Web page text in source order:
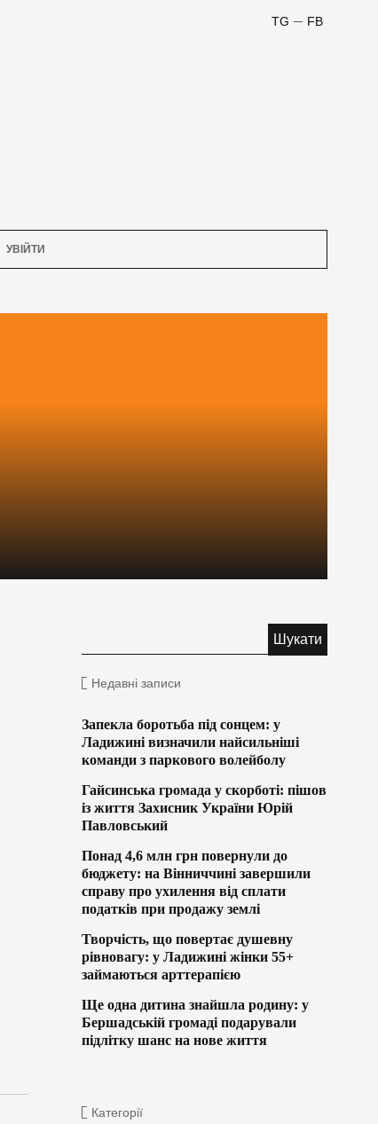
FB
TG
УВІЙТИ
Недавні записи
Запекла боротьба під сонцем: у
Ладижині визначили найсильніші
команди з паркового волейболу
Гайсинська громада у скорботі: пішов
із життя Захисник України Юрій
Павловський
Понад 4,6 млн грн повернули до
бюджету: на Вінниччині завершили
справу про ухилення від сплати
податків при продажу землі
Творчість, що повертає душевну
рівновагу: у Ладижині жінки 55+
займаються арттерапією
Ще одна дитина знайшла родину: у
Бершадській громаді подарували
підлітку шанс на нове життя
Категорії